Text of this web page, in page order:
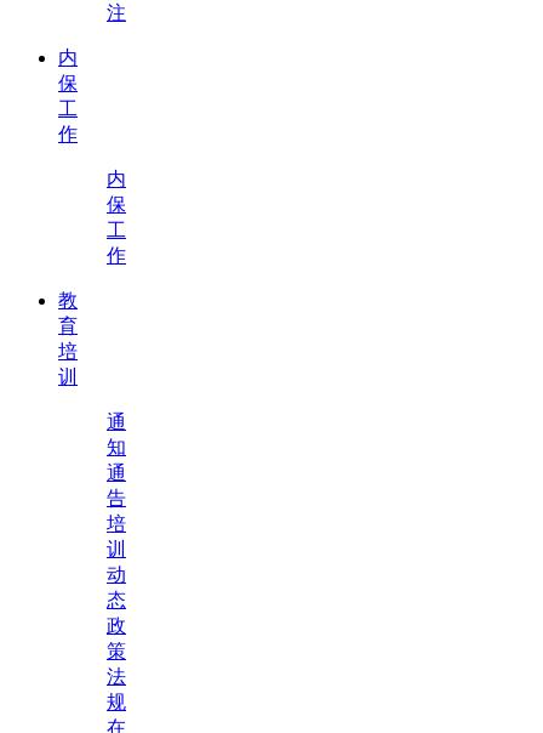
注
内
保
工
作
内
保
工
作
教
育
培
训
通
知
通
告
培
训
动
态
政
策
法
规
在